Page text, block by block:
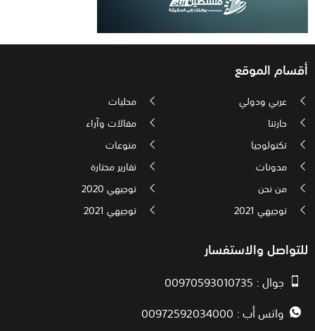
أقسام الموقع
عربي ودولي
محليات
حارتنا
مقالات وآراء
تكنولوجيا
منوعات
مدونات
تقارير مختارة
من نحن
توجيهي 2020
توجيهي 2021
توجيهي 2021
للتواصل والاستفسار
جوال : 00970593010735
واتس أب : 00972592034000